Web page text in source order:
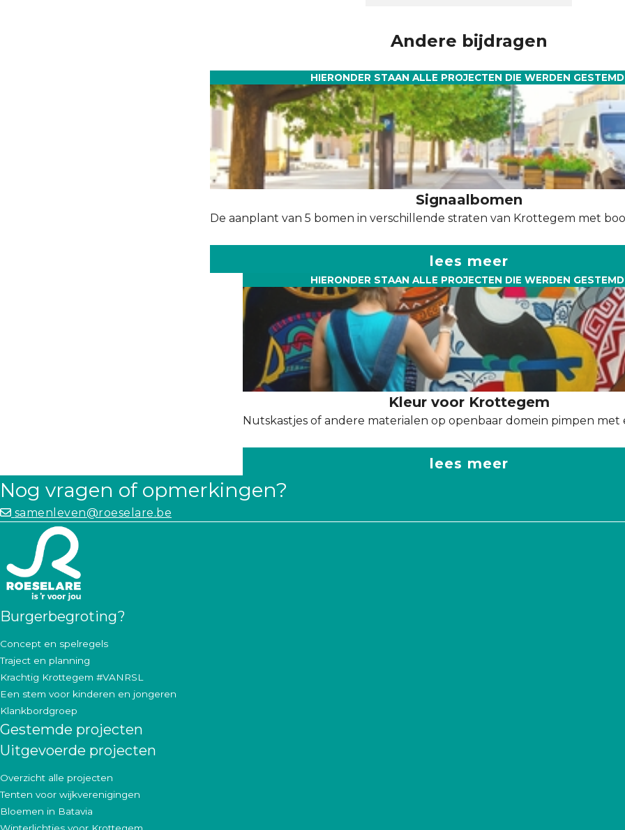
Andere bijdragen
HIERONDER STAAN ALLE PROJECTEN DIE WERDEN
Signaalbomen
De aanplant van 5 bomen in verschillende straten van Krottegem met
lees meer
HIERONDER STAAN ALLE PROJECTEN DIE WERDEN
Kleur voor Krottegem
Nutskastjes of andere materialen op openbaar domein pimpen
lees meer
Nog vragen of opmerkingen?
samenleven@roeselare.be
Burgerbegroting?
Concept en spelregels
Traject en planning
Krachtig Krottegem #VANRSL
Een stem voor kinderen en jongeren
Klankbordgroep
Gestemde projecten
Uitgevoerde projecten
Overzicht alle projecten
Tenten voor wijkverenigingen
Bloemen in Batavia
Winterlichtjes voor Krottegem